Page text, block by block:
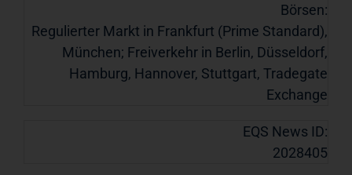
Börsen:
Regulierter Markt in Frankfurt (Prime Standard),
München; Freiverkehr in Berlin, Düsseldorf,
Hamburg, Hannover, Stuttgart, Tradegate
Exchange
EQS News ID:
2028405